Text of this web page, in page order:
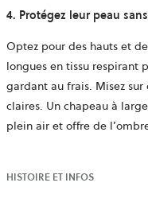
4. Protégez leur peau
Optez pour des hauts et
longues en tissu respirant
gardant au frais. Misez
claires. Un chapeau à
plein air et offre de
HISTOIRE ET INFOS